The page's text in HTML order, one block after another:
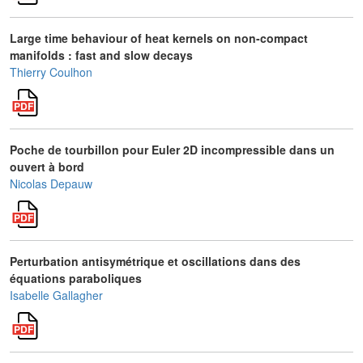
Large time behaviour of heat kernels on non-compact
manifolds : fast and slow decays
Thierry Coulhon
Poche de tourbillon pour Euler 2D incompressible dans un
ouvert à bord
Nicolas Depauw
Perturbation antisymétrique et oscillations dans des
équations paraboliques
Isabelle Gallagher